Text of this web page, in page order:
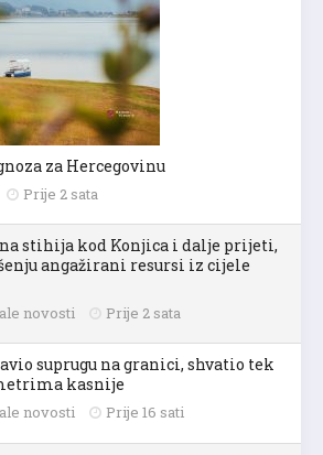
za Hercegovinu
Prije 2 sata
stihija kod Konjica i dalje prijeti,
angažirani resursi iz cijele
novosti Prije 2 sata
suprugu na granici, shvatio tek
kasnije
novosti Prije 16 sati